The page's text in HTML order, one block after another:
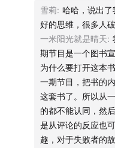
雪莉: 哈哈，说出
好的思维，很多人
一米阳光就是晴天:
期节目是一个图书
为什么要打开这本
一期节目，把书的
这套书了。所以从
的都不能认同，然
是从评论的反应也
趣，对于失败者的